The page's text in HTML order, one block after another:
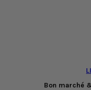
Bon marché